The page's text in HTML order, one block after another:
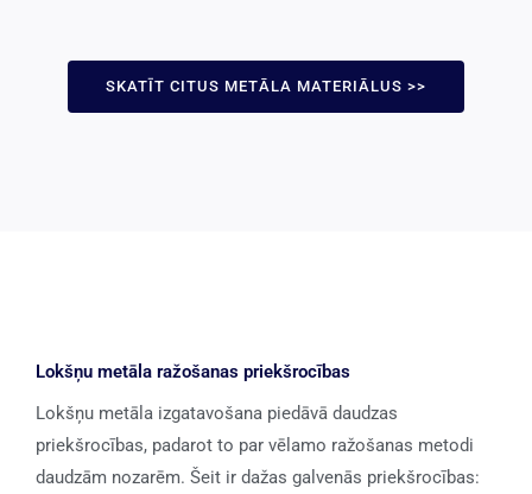
SKATĪT CITUS METĀLA MATERIĀLUS >>
Lokšņu metāla ražošanas priekšrocības
Lokšņu metāla izgatavošana piedāvā daudzas
priekšrocības, padarot to par vēlamo ražošanas metodi
daudzām nozarēm. Šeit ir dažas galvenās priekšrocības: